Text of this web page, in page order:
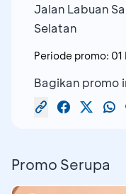
Jalan Labuan
Selatan
Periode promo: 01
Bagikan promo
Promo Serupa